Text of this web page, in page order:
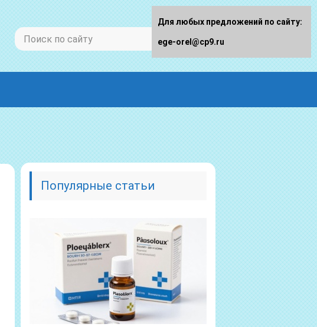
Популярные статьи
Для любых предложений по сайту:
ege-orel@cp9.ru